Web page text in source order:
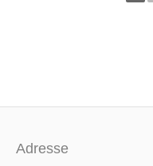
Adresse